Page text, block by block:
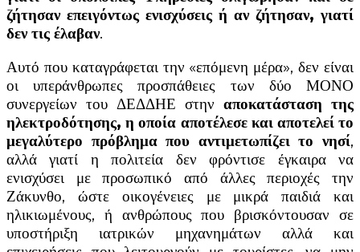
ζήτησαν επειγόντως ενισχύσεις ή αν ζήτησαν, γιατί
δεν τις έλαβαν.
Αυτό που καταγράφεται την «επόμενη μέρα», δεν είναι
οι υπεράνθρωπες προσπάθειες των δύο ΜΟΝΟ
συνεργείων του ΔΕΔΔΗΕ στην αποκατάσταση της
ηλεκτροδότησης, η οποία αποτέλεσε και αποτελεί το
μεγαλύτερο πρόβλημα που αντιμετωπίζει το νησί,
αλλά γιατί η πολιτεία δεν φρόντισε έγκαιρα να
ενισχύσει με προσωπικό από άλλες περιοχές την
Ζάκυνθο, ώστε οικογένειες με μικρά παιδιά και
ηλικιωμένους, ή ανθρώπους που βρισκόντουσαν σε
υποστήριξη ιατρικών μηχανημάτων αλλά και